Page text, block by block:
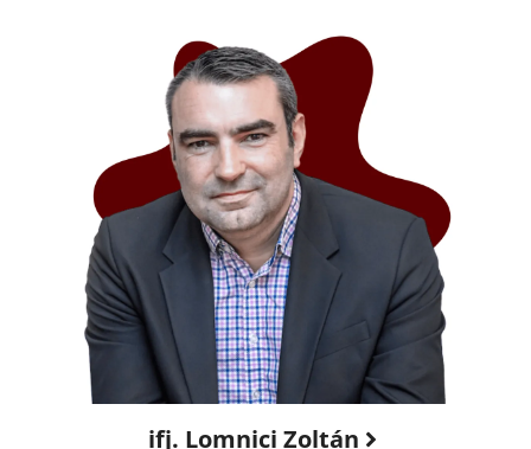
ifj. Lomnici Zoltán